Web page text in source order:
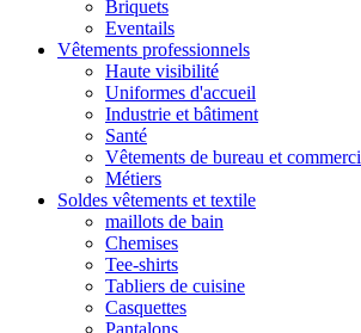
Briquets
Eventails
Vêtements professionnels
Haute visibilité
Uniformes d'accueil
Industrie et bâtiment
Santé
Vêtements de bureau et
Métiers
Soldes vêtements et textile
maillots de bain
Chemises
Tee-shirts
Tabliers de cuisine
Casquettes
Pantalons